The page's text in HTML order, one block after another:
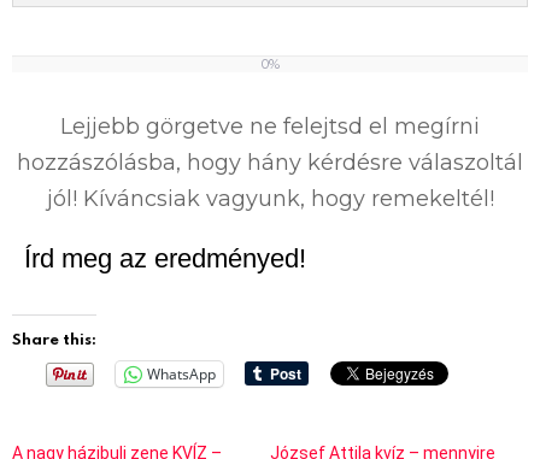
0%
Lejjebb görgetve ne felejtsd el megírni
hozzászólásba, hogy hány kérdésre válaszoltál
jól! Kíváncsiak vagyunk, hogy remekeltél!
Írd meg az eredményed!
Share this:
WhatsApp
A nagy házibuli zene KVÍZ –
József Attila kvíz – mennyire